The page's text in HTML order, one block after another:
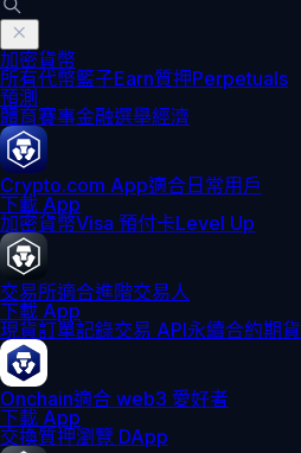
加密貨幣
所有代幣籃子Earn質押Perpetuals
預測
體育賽事金融選舉經濟
Crypto.com App適合日常用戶
下載 App
加密貨幣Visa 預付卡Level Up
交易所適合進階交易人
下載 App
現貨訂單記錄交易 API永續合約期貨
Onchain適合 web3 愛好者
下載 App
交換質押瀏覽 DApp